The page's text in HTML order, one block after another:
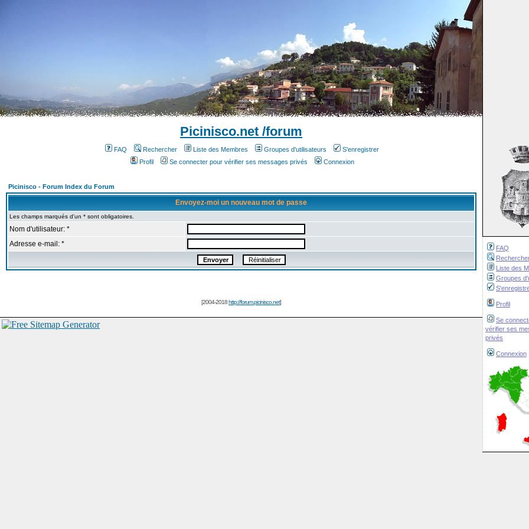
FAQ
Liste des
Groupes
Profil
Se
vérifier ses
privés
Connexion
Picinisco.net /forum
FAQ Rechercher Liste des Membres Groupes d'utilisateurs
S'enregistrer
Profil
Se connecter pour vérifier ses messages privés Connexion
Picinisco - Forum Index du Forum
Envoyez-moi un nouveau mot de passe
Les champs marqués d'un * sont obligatoires.
Nom d'utilisateur: *
Adresse e-mail: *
[2004-2018http://forum.picinisco.net]